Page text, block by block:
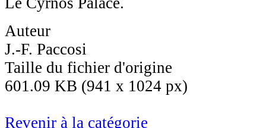
Auteur
J.-F. Paccosi
Taille du fichier d'origine
601.09 KB (941 x 1024 px)
Revenir à la catégorie